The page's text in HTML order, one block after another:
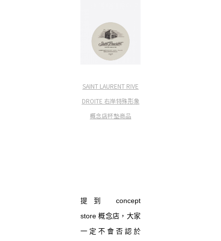
SAINT LAURENT RIVE
DROITE 右岸特殊形象
概念店杯墊商品
提到 concept
store 概念店，大家
一定不會否認於